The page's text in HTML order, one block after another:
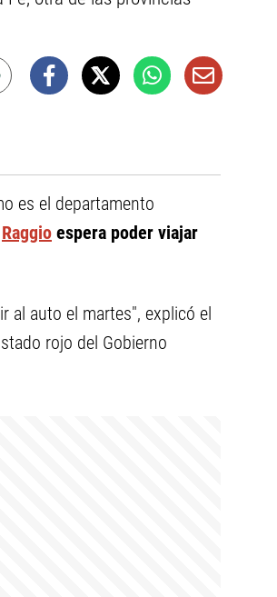
es el departamento
Raggio espera poder viajar
al auto el martes", explicó el
rojo del Gobierno